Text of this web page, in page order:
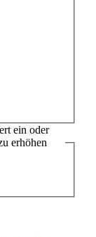
ein oder
erhöhen